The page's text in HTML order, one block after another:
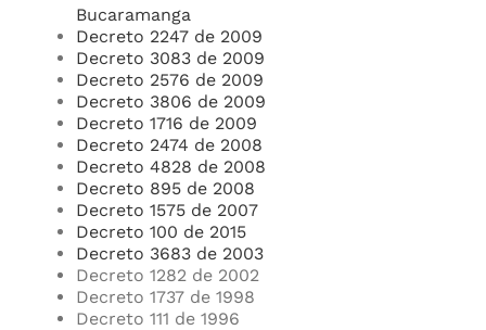
Bucaramanga
Decreto 2247 de 2009
Decreto 3083 de 2009
Decreto 2576 de 2009
Decreto 3806 de 2009
Decreto 1716 de 2009
Decreto 2474 de 2008
Decreto 4828 de 2008
Decreto 895 de 2008
Decreto 1575 de 2007
Decreto 100 de 2015
Decreto 3683 de 2003
Decreto 1282 de 2002
Decreto 1737 de 1998
Decreto 111 de 1996